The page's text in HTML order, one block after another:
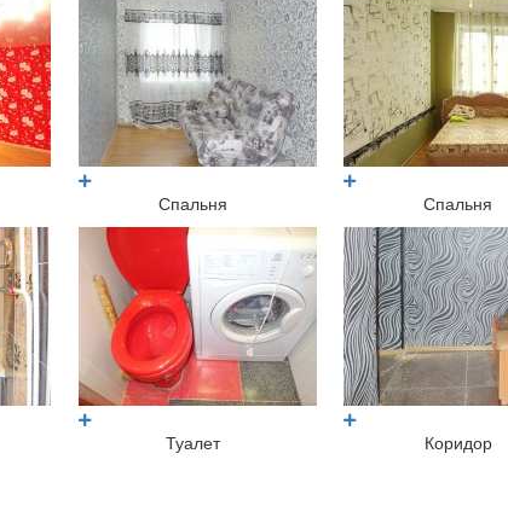
Спальня Спальня
Туалет Коридор